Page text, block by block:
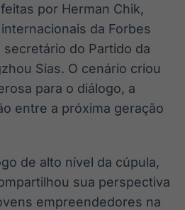
por Herman Chik,
da Forbes
secretário do Partido da
Sias. O cenário criou
para o diálogo, a
entre a próxima geração
de alto nível da cúpula,
sua perspectiva
empreendedores na